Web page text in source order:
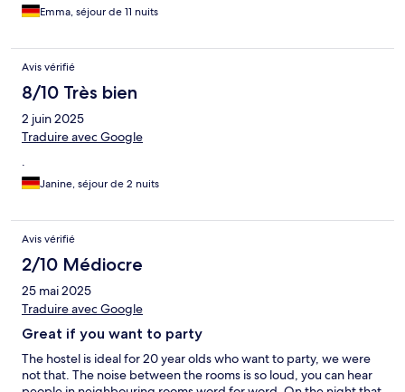
Emma, séjour de 11 nuits
Avis vérifié
8/10 Très bien
2 juin 2025
Traduire avec Google
.
Janine, séjour de 2 nuits
Avis vérifié
2/10 Médiocre
25 mai 2025
Traduire avec Google
Great if you want to party
The hostel is ideal for 20 year olds who want to party, we were
not that. The noise between the rooms is so loud, you can hear